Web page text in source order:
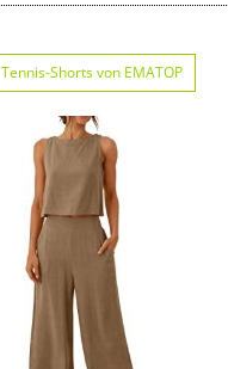
Tennis-Shorts von EMATOP